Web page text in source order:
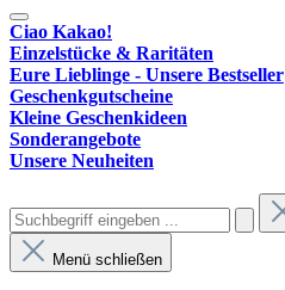
Ciao Kakao!
Einzelstücke & Raritäten
Eure Lieblinge - Unsere Bestseller
Geschenkgutscheine
Kleine Geschenkideen
Sonderangebote
Unsere Neuheiten
Menü schließen